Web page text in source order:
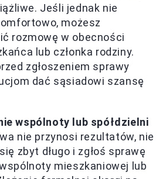
Jeśli jednak nie
możesz
rozmowę w obecności
lub członka rodziny.
zgłoszeniem sprawy
dać sąsiadowi szansę
wspólnoty lub spółdzielni
nie przynosi rezultatów, nie
zbyt długo i zgłoś sprawę
mieszkaniowej lub